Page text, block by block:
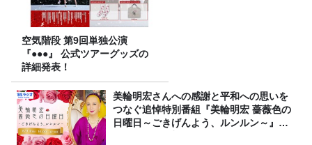
空気階段 第9回単独公演
『●●●』 公式ツアーグッズの
詳細発表！
美輪明宏さんへの感謝と平和への思いを
つなぐ追悼特別番組『美輪明宏 薔薇色の
日曜日～ごきげんよう、ルンルン～』